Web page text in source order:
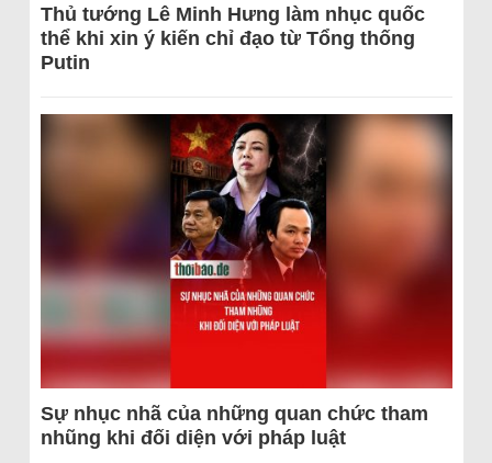
Thủ tướng Lê Minh Hưng làm nhục quốc
thể khi xin ý kiến chỉ đạo từ Tổng thống
Putin
Sự nhục nhã của những quan chức tham
nhũng khi đối diện với pháp luật